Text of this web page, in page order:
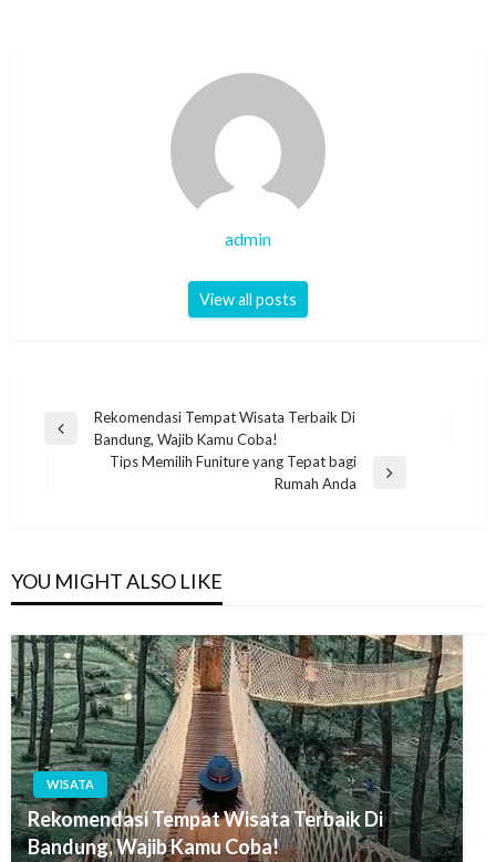
admin
View all posts
Post
navigation
Previous
Rekomendasi Tempat Wisata Terbaik Di
Bandung, Wajib Kamu Coba!
Tips Memilih Funiture yang Tepat bagi
Rumah Anda
YOU MIGHT ALSO LIKE
WISATA
Rekomendasi Tempat Wisata Terbaik Di
Bandung, Wajib Kamu Coba!